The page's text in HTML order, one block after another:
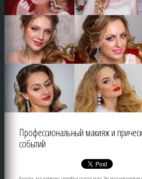
Профессиональный макияж и
событий